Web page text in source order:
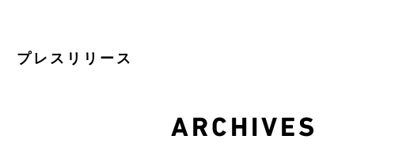
プレスリリース
ARCHIVES